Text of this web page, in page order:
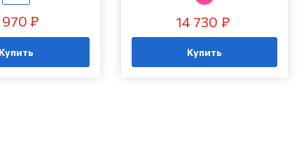
₽
Купить
14 730 ₽
Купить